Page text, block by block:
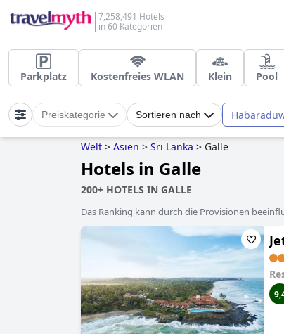
7,258,491 Hotels
in 60 Kategorien
Parkplatz Kostenfreies WLAN Klein Pool
Preiskategorie Sortieren nach
Welt > Asien > Sri Lanka > Galle
Hotels in Galle
200+ HOTELS IN GALLE
Das Ranking kann durch die Provisionen